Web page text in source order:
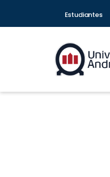
Estudiantes